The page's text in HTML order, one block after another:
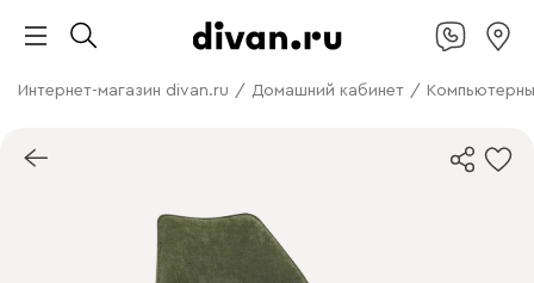
Интернет-магазин divan.ru / Домашний кабинет /